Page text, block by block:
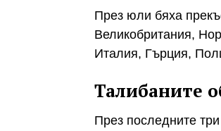
През юли бяха
Великобритания,
Италия, Гърция,
Талибаните
През последните